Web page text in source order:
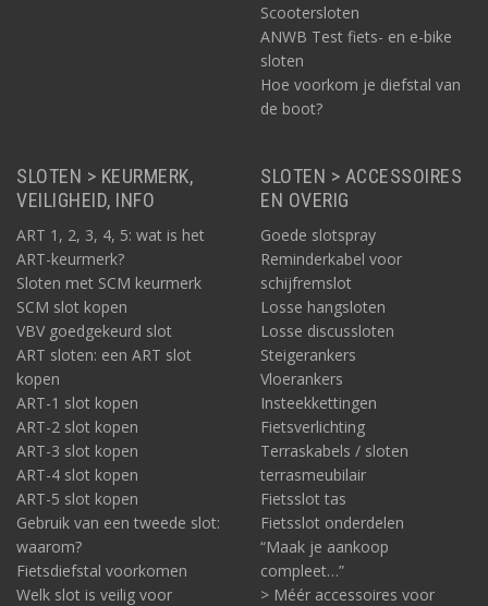
Scootersloten
ANWB Test fiets- en e-bike
sloten
Hoe voorkom je diefstal van
de boot?
SLOTEN > KEURMERK,
VEILIGHEID, INFO
ART 1, 2, 3, 4, 5: wat is het
ART-keurmerk?
Sloten met SCM keurmerk
SCM slot kopen
VBV goedgekeurd slot
ART sloten: een ART slot
kopen
ART-1 slot kopen
ART-2 slot kopen
ART-3 slot kopen
ART-4 slot kopen
ART-5 slot kopen
Gebruik van een tweede slot:
waarom?
Fietsdiefstal voorkomen
Welk slot is veilig voor
SLOTEN > ACCESSOIRES
EN OVERIG
Goede slotspray
Reminderkabel voor
schijfremslot
Losse hangsloten
Losse discussloten
Steigerankers
Vloerankers
Insteekkettingen
Fietsverlichting
Terraskabels / sloten
terrasmeubilair
Fietsslot tas
Fietsslot onderdelen
“Maak je aankoop
compleet…”
> Méér accessoires voor